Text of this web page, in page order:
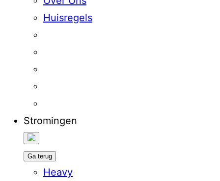
Huisregels
Stromingen
Ga terug
Heavy